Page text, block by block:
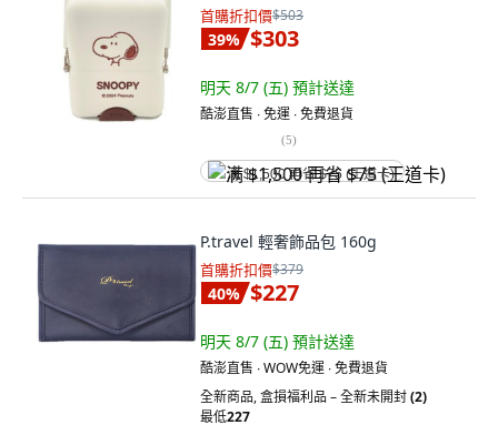
首購折扣價$503
39% $303
明天 8/7 (五) 預計送達
酷澎直售 ∙ 免運 ∙ 免費退貨
(5)
满 $1,500 再省 $75 (王道卡)
P.travel 輕奢飾品包 160g
首購折扣價$379
40% $227
明天 8/7 (五) 預計送達
酷澎直售 ∙ WOW免運 ∙ 免費退貨
全新商品,盒損福利品 – 全新未開封(2)
最低227